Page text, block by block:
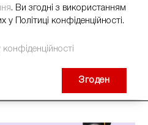
. Ви згодні з використанням
у Політиці конфіденційності.
Згоден